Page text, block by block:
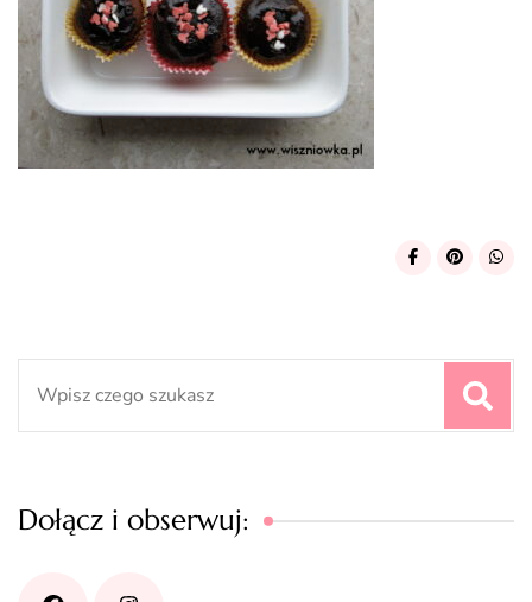
Dołącz i obserwuj: